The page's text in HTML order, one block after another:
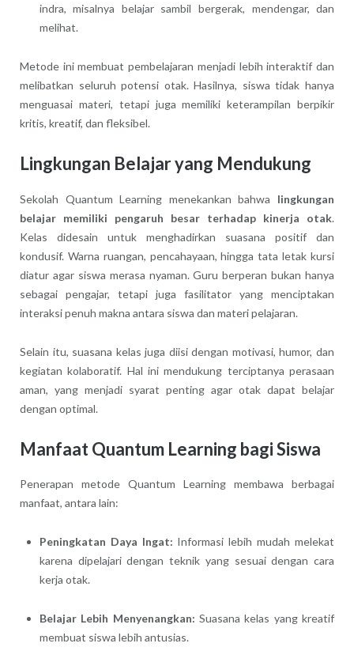
indra, misalnya belajar sambil bergerak, mendengar, dan
melihat.
Metode ini membuat pembelajaran menjadi lebih interaktif dan
melibatkan seluruh potensi otak. Hasilnya, siswa tidak hanya
menguasai materi, tetapi juga memiliki keterampilan berpikir
kritis, kreatif, dan fleksibel.
Lingkungan Belajar yang Mendukung
Sekolah Quantum Learning menekankan bahwa lingkungan
belajar memiliki pengaruh besar terhadap kinerja otak.
Kelas didesain untuk menghadirkan suasana positif dan
kondusif. Warna ruangan, pencahayaan, hingga tata letak kursi
diatur agar siswa merasa nyaman. Guru berperan bukan hanya
sebagai pengajar, tetapi juga fasilitator yang menciptakan
interaksi penuh makna antara siswa dan materi pelajaran.
Selain itu, suasana kelas juga diisi dengan motivasi, humor, dan
kegiatan kolaboratif. Hal ini mendukung terciptanya perasaan
aman, yang menjadi syarat penting agar otak dapat belajar
dengan optimal.
Manfaat Quantum Learning bagi Siswa
Penerapan metode Quantum Learning membawa berbagai
manfaat, antara lain:
Peningkatan Daya Ingat: Informasi lebih mudah melekat
karena dipelajari dengan teknik yang sesuai dengan cara
kerja otak.
Belajar Lebih Menyenangkan: Suasana kelas yang kreatif
membuat siswa lebih antusias.